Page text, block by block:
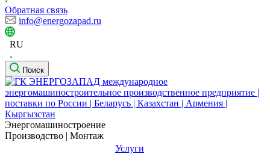
Обратная связь
info@energozapad.ru
RU
Поиск
Энергомашиностроение
Производство | Монтаж
Услуги